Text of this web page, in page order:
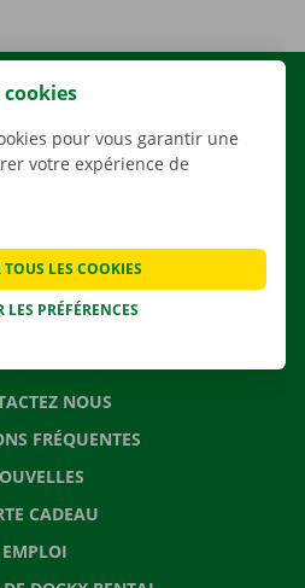
VÉHICULES
SERVICES
APPLI
DÉMÉNAGEMENT
NOUS
FRÉQUENTES
CADEAU
EMPLOI
pour vous garantir une
votre expérience de
LES PRÉFÉRENCES
TOUS LES COOKIES